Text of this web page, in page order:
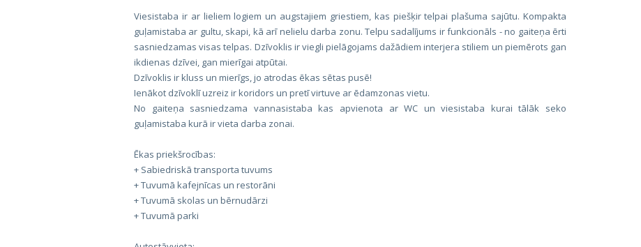
Viesistaba ir ar lieliem logiem un augstajiem griestiem, kas piešķir telpai plašuma sajūtu. Kompakta
guļamistaba ar gultu, skapi, kā arī nelielu darba zonu. Telpu sadalījums ir funkcionāls - no gaiteņa ērti
sasniedzamas visas telpas. Dzīvoklis ir viegli pielāgojams dažādiem interjera stiliem un piemērots gan
ikdienas dzīvei, gan mierīgai atpūtai.
Dzīvoklis ir kluss un mierīgs, jo atrodas ēkas sētas pusē!
Ienākot dzīvoklī uzreiz ir koridors un pretī virtuve ar ēdamzonas vietu.
No gaiteņa sasniedzama vannasistaba kas apvienota ar WC un viesistaba kurai tālāk seko
guļamistaba kurā ir vieta darba zonai.
Ēkas priekšrocības:
+ Sabiedriskā transporta tuvums
+ Tuvumā kafejnīcas un restorāni
+ Tuvumā skolas un bērnudārzi
+ Tuvumā parki